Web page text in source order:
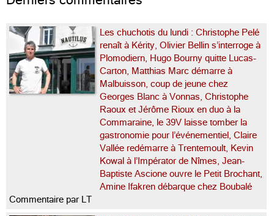
Les chuchotis du lundi : Christophe Pelé
renaît à Kérity, Olivier Bellin s’interroge à
Plomodiern, Hugo Bourny quitte Lucas-
Carton, Matthias Marc démarre à
Malbuisson, coup de jeune chez
Georges Blanc à Vonnas, Christophe
Raoux et Jérôme Rioux en duo à la
Commaraine, le 39V laisse tomber la
gastronomie pour l’événementiel, Claire
Vallée redémarre à Trentemoult, Kevin
Kowal à l’Impérator de Nîmes, Jean-
Baptiste Ascione ouvre le Petit Brochant,
Amine Ifakren débarque chez Boubalé
Commentaire par LT